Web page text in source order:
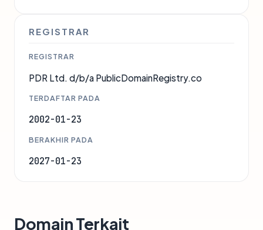
REGISTRAR
REGISTRAR
PDR Ltd. d/b/a PublicDomainRegistry.co
TERDAFTAR PADA
2002-01-23
BERAKHIR PADA
2027-01-23
Domain Terkait